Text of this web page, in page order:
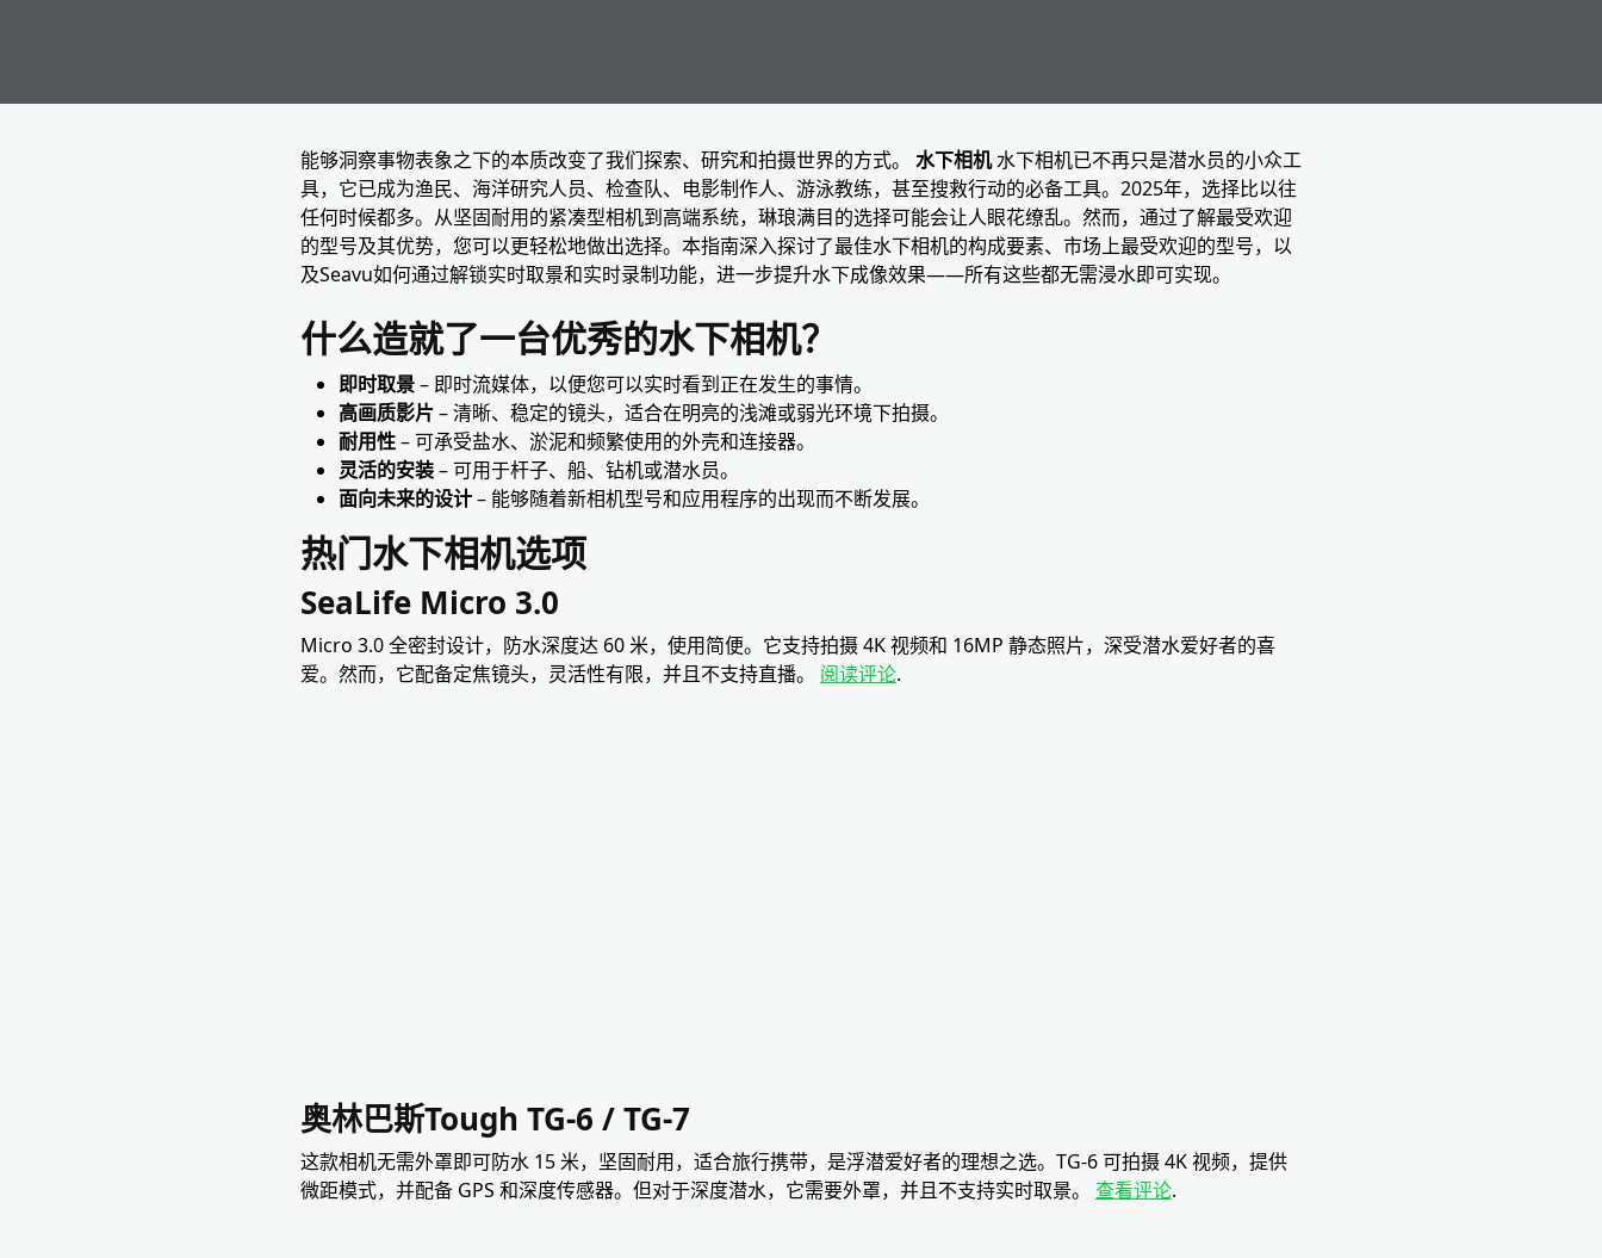
能够洞察事物表象之下的本质改变了我们探索、研究和拍摄世界的方式。 水下相机水下相机已不再只是潜水员的小众工
具，它已成为渔民、海洋研究人员、检查队、电影制作人、游泳教练，甚至搜救行动的必备工具。2025年，选择比以往
任何时候都多。从坚固耐用的紧凑型相机到高端系统，琳琅满目的选择可能会让人眼花缭乱。然而，通过了解最受欢迎
的型号及其优势，您可以更轻松地做出选择。本指南深入探讨了最佳水下相机的构成要素、市场上最受欢迎的型号，以
及Seavu如何通过解锁实时取景和实时录制功能，进一步提升水下成像效果——所有这些都无需浸水即可实现。
什么造就了一台优秀的水下相机？
即时取景– 即时流媒体，以便您可以实时看到正在发生的事情。
高画质影片– 清晰、稳定的镜头，适合在明亮的浅滩或弱光环境下拍摄。
耐用性– 可承受盐水、淤泥和频繁使用的外壳和连接器。
灵活的安装– 可用于杆子、船、钻机或潜水员。
面向未来的设计– 能够随着新相机型号和应用程序的出现而不断发展。
热门水下相机选项
SeaLife Micro 3.0
Micro 3.0 全密封设计，防水深度达 60 米，使用简便。它支持拍摄 4K 视频和 16MP 静态照片，深受潜水爱好者的喜
爱。然而，它配备定焦镜头，灵活性有限，并且不支持直播。 阅读评论.
奥林巴斯Tough TG-6 / TG-7
这款相机无需外罩即可防水 15 米，坚固耐用，适合旅行携带，是浮潜爱好者的理想之选。TG-6 可拍摄 4K 视频，提供
微距模式，并配备 GPS 和深度传感器。但对于深度潜水，它需要外罩，并且不支持实时取景。 查看评论.